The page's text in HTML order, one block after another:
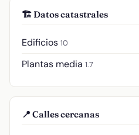
🏗️ Datos catastrales
Edificios 10
Plantas media 1.7
📍 Calles cercanas